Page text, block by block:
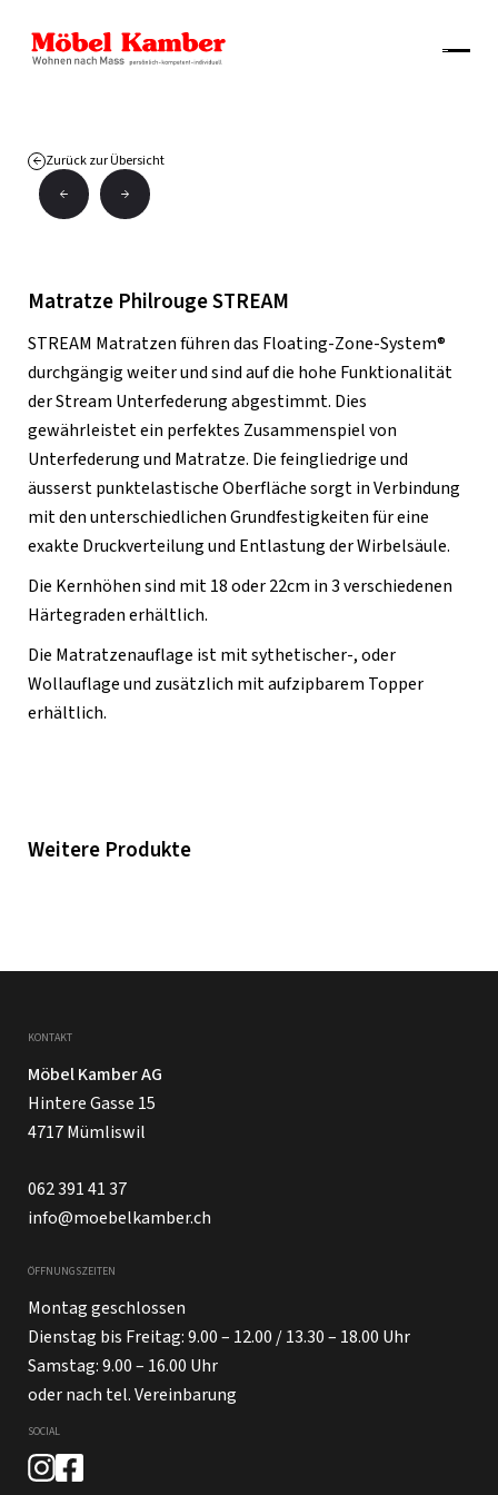
Zurück zur Übersicht
Matratze Philrouge STREAM
STREAM Matratzen führen das Floating-Zone-System®
durchgängig weiter und sind auf die hohe Funktionalität
der Stream Unterfederung abgestimmt. Dies
gewährleistet ein perfektes Zusammenspiel von
Unterfederung und Matratze. Die feingliedrige und
äusserst punktelastische Oberfläche sorgt in Verbindung
mit den unterschiedlichen Grundfestigkeiten für eine
exakte Druckverteilung und Entlastung der Wirbelsäule.
Die Kernhöhen sind mit 18 oder 22cm in 3 verschiedenen
Härtegraden erhältlich.
Die Matratzenauflage ist mit sythetischer-, oder
Wollauflage und zusätzlich mit aufzipbarem Topper
erhältlich.
Weitere Produkte
KONTAKT
Möbel Kamber AG
Hintere Gasse 15
4717 Mümliswil
062 391 41 37
info@moebelkamber.ch
ÖFFNUNGSZEITEN
Montag geschlossen
Dienstag bis Freitag: 9.00 – 12.00 / 13.30 – 18.00 Uhr
Samstag: 9.00 – 16.00 Uhr
oder nach tel. Vereinbarung
SOCIAL